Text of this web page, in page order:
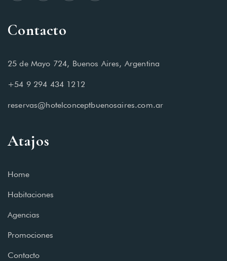
Contacto
25 de Mayo 724, Buenos Aires, Argentina
+54 9 294 434 1212
reservas@hotelconceptbuenosaires.com.ar
Atajos
Home
Habitaciones
Agencias
Promociones
Contacto